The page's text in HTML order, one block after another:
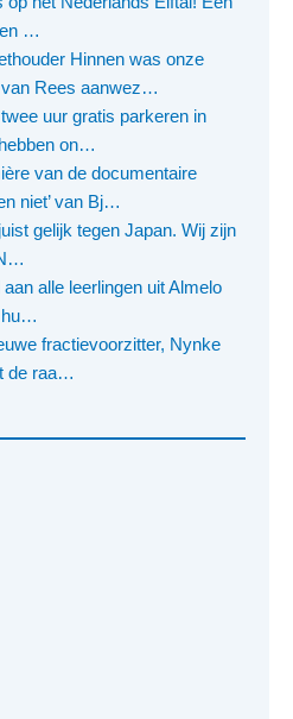
…
Hinnen was onze
Rees aanwez…
uur gratis parkeren in
on…
van de documentaire
niet’ van Bj…
gelijk tegen Japan. Wij zijn
alle leerlingen uit Almelo
hu…
fractievoorzitter, Nynke
de raa…